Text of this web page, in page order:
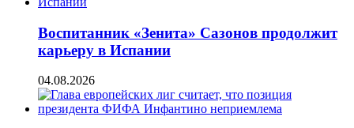
Воспитанник «Зенита» Сазонов продолжит
карьеру в Испании
04.08.2026